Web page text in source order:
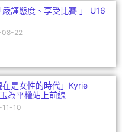
嚴謹態度、享受比賽 」 U16
08-22
在是女性的時代」Kyrie
為平權站上前線
10